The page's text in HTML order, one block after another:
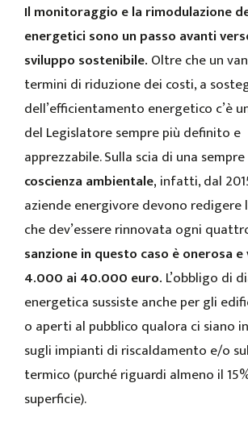
Il monitoraggio e la rimodulazione
energetici sono un passo avanti
sviluppo sostenibile. Oltre che un
termini di riduzione dei costi, a
dell’efficientamento energetico c’è
del Legislatore sempre più definito e
apprezzabile. Sulla scia di una
coscienza ambientale, infatti, dal
aziende energivore devono redigere
che dev’essere rinnovata ogni
sanzione in questo caso è onerosa e
4.000 ai 40.000 euro. L’obbligo di
energetica sussiste anche per gli
o aperti al pubblico qualora ci siano
sugli impianti di riscaldamento e/o
termico (purché riguardi almeno il
superficie).